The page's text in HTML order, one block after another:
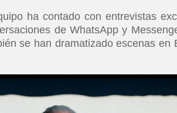
ha contado con entrevistas
de WhatsApp y
se han dramatizado escenas en